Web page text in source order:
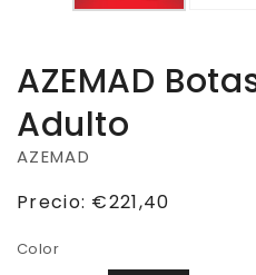
AZEMAD
Adulto
AZEMAD
Precio
Precio: €221,40
Color